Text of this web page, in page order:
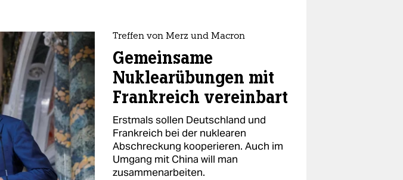
Treffen von Merz und Macron
Gemeinsame
Nuklearübungen mit
Frankreich vereinbart
Erstmals sollen Deutschland und
Frankreich bei der nuklearen
Abschreckung kooperieren. Auch im
Umgang mit China will man
zusammenarbeiten.